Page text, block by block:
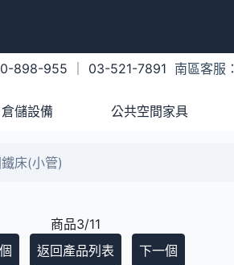
898-955 03-521-7891 南區客服：
儲設備 公共空間家具
床(小管)
商品3/11
返回產品列表 下一個